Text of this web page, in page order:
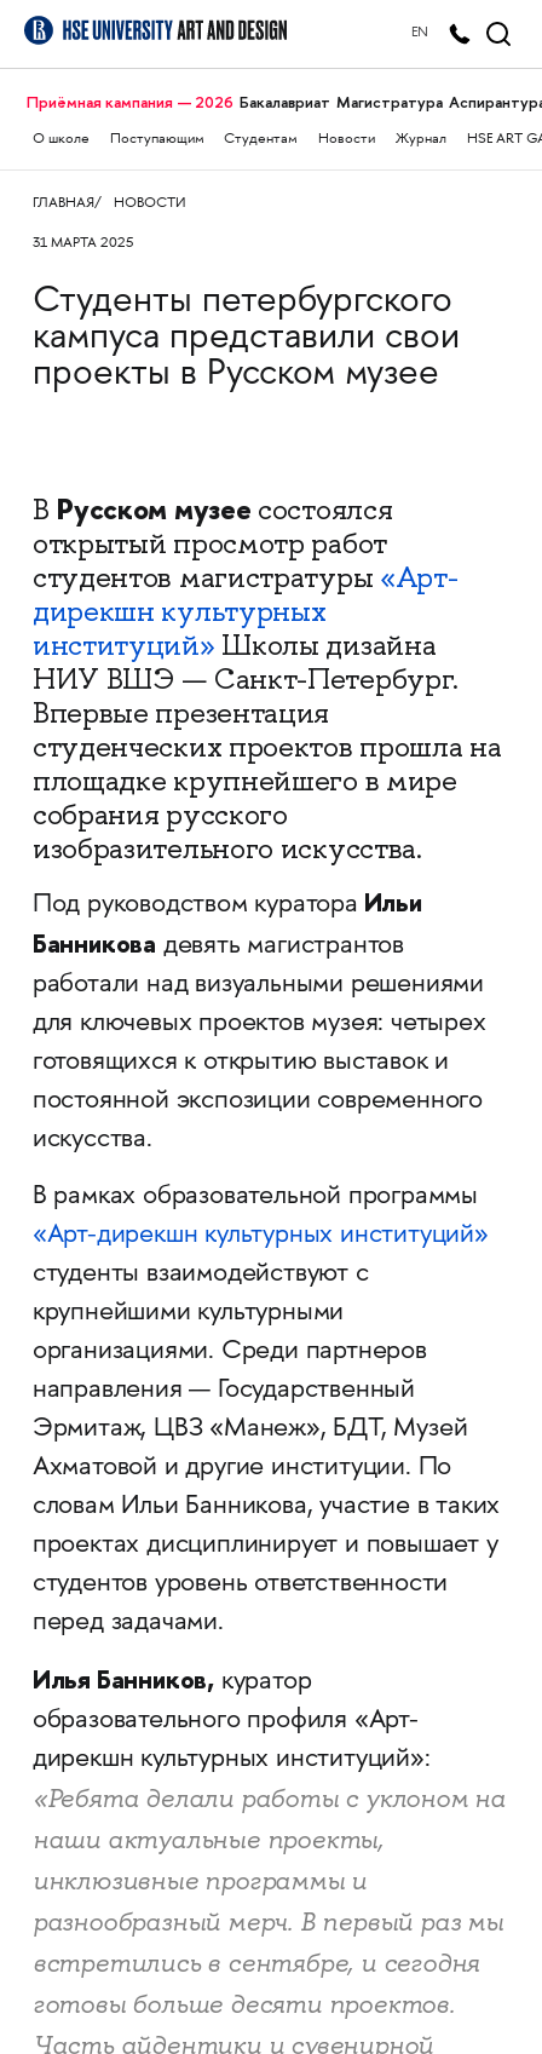
EN
Приёмная кампания — 2026 Бакалавриат Магистратура
О школе Поступающим Студентам Новости Журнал HSE ART
ГЛАВНАЯ НОВОСТИ
31 МАРТА 2025
Студенты петербургского
кампуса представили свои
проекты в Русском музее
В Русском музее состоялся
открытый просмотр работ
студентов магистратуры «Арт-
дирекшн культурных
институций» Школы дизайна
НИУ ВШЭ — Санкт-Петербург.
Впервые презентация
студенческих проектов прошла на
площадке крупнейшего в мире
собрания русского
изобразительного искусства.
Под руководством куратора Ильи
Банникова девять магистрантов
работали над визуальными решениями
для ключевых проектов музея: четырех
готовящихся к открытию выставок и
постоянной экспозиции современного
искусства.
В рамках образовательной программы
«Арт-дирекшн культурных институций»
студенты взаимодействуют с
крупнейшими культурными
организациями. Среди партнеров
направления — Государственный
Эрмитаж, ЦВЗ «Манеж», БДТ, Музей
Ахматовой и другие институции. По
словам Ильи Банникова, участие в таких
проектах дисциплинирует и повышает у
студентов уровень ответственности
перед задачами.
Илья Банников, куратор
образовательного профиля «Арт-
дирекшн культурных институций»:
«Ребята делали работы с уклоном на
наши актуальные проекты,
инклюзивные программы и
разнообразный мерч. В первый раз мы
встретились в сентябре, и сегодня
готовы больше десяти проектов.
Часть айдентики и сувенирной